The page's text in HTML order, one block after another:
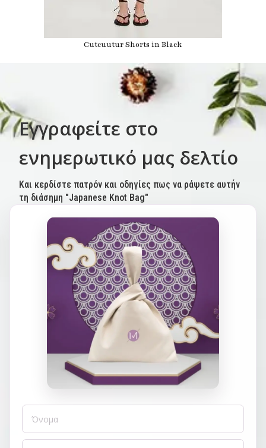
Cutcuutur Shorts in Black
Εγγραφείτε στο
ενημερωτικό μας δελτίο
Και κερδίστε πατρόν και οδηγίες πως να ράψετε αυτήν
τη διάσημη "Japanese Knot Bag"